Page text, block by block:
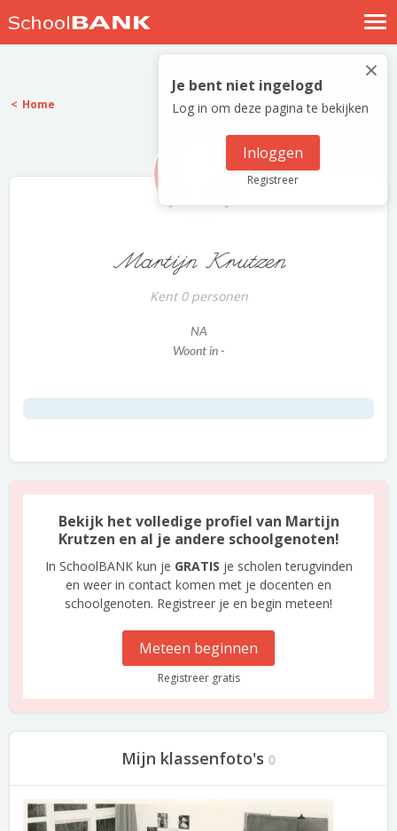
Nostalgische verhalen
Log in
Meld je gratis aan
×
Je bent niet ingelogd
Log in om deze pagina te bekijken
Inloggen
Registreer
Home
Martijn Krutzen
Kent 0 personen
NA
Woont in -
Bekijk het volledige profiel van Martijn
Krutzen en al je andere schoolgenoten!
In SchoolBANK kun je GRATIS je scholen terugvinden
en weer in contact komen met je docenten en
schoolgenoten. Registreer je en begin meteen!
Meteen beginnen
Registreer gratis
Mijn klassenfoto's 0